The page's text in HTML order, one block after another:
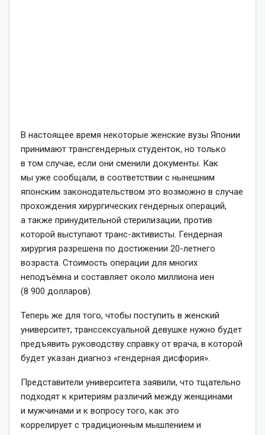
В настоящее время некоторые женские вузы Японии
принимают трансгендерных студенток, но только
в том случае, если они сменили документы. Как
мы уже сообщали, в соответствии с нынешним
японским законодательством это возможно в случае
прохождения хирургических гендерных операций,
а также принудительной стерилизации, против
которой выступают транс-активисты. Гендерная
хирургия разрешена по достижении 20-летнего
возраста. Стоимость операции для многих
неподъёмна и составляет около миллиона иен
(8 900 долларов).
Теперь же для того, чтобы поступить в женский
университет, транссексуальной девушке нужно будет
предъявить руководству справку от врача, в которой
будет указан диагноз «гендерная дисфория».
Представители университета заявили, что тщательно
подходят к критериям различий между женщинами
и мужчинами и к вопросу того, как это
коррелирует с традиционным мышлением и